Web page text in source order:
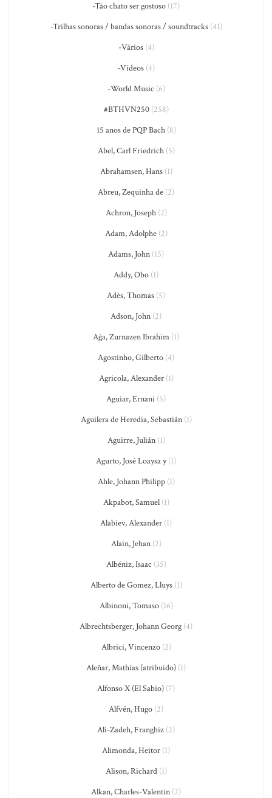
-Tão chato ser gostoso (17)
-Trilhas sonoras / bandas sonoras / soundtracks(41)
-Vários(4)
-Vídeos (4)
-World Music (6)
#BTHVN250(258)
15 anos de PQP Bach(8)
Abel, Carl Friedrich(5)
Abrahamsen, Hans(1)
Abreu, Zequinha de (2)
Achron, Joseph(2)
Adam, Adolphe(2)
Adams, John (15)
Addy, Obo (1)
Adès, Thomas (5)
Adson, John (2)
Ağa, Zurnazen Ibrahim (1)
Agostinho, Gilberto (4)
Agricola, Alexander(1)
Aguiar, Ernani (5)
Aguilera de Heredia, Sebastián(1)
Aguirre, Julián(1)
Agurto, José Loaysa y(1)
Ahle, Johann Philipp(1)
Akpabot, Samuel(1)
Alabiev, Alexander (1)
Alain, Jehan(2)
Albéniz, Isaac (35)
Alberto de Gomez, Lluys(1)
Albinoni, Tomaso(16)
Albrechtsberger, Johann Georg (4)
Albrici, Vincenzo(2)
Aleñar, Mathías (atribuido) (1)
Alfonso X (El Sabio) (7)
Alfvén, Hugo (2)
Ali-Zadeh, Franghiz (2)
Alimonda, Heitor (1)
Alison, Richard(1)
Alkan, Charles-Valentin (2)